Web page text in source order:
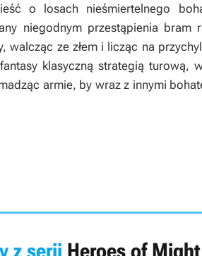
o losach nieśmiertelnego
niegodnym przestąpienia bram
walcząc ze złem i licząc na
klasyczną strategią turową,
armie, by wraz z innymi
z serii Heroes of